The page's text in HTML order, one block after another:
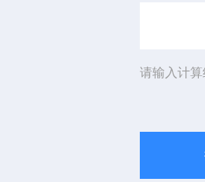
请输入计